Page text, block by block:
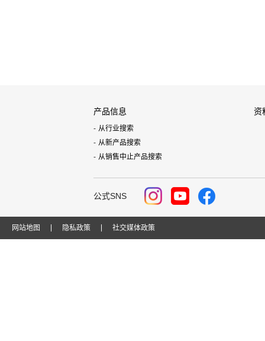
产品信息
从行业搜索
从新产品搜索
从销售中止产品搜索
资
公式SNS
网站地图 隐私政策 社交媒体政策